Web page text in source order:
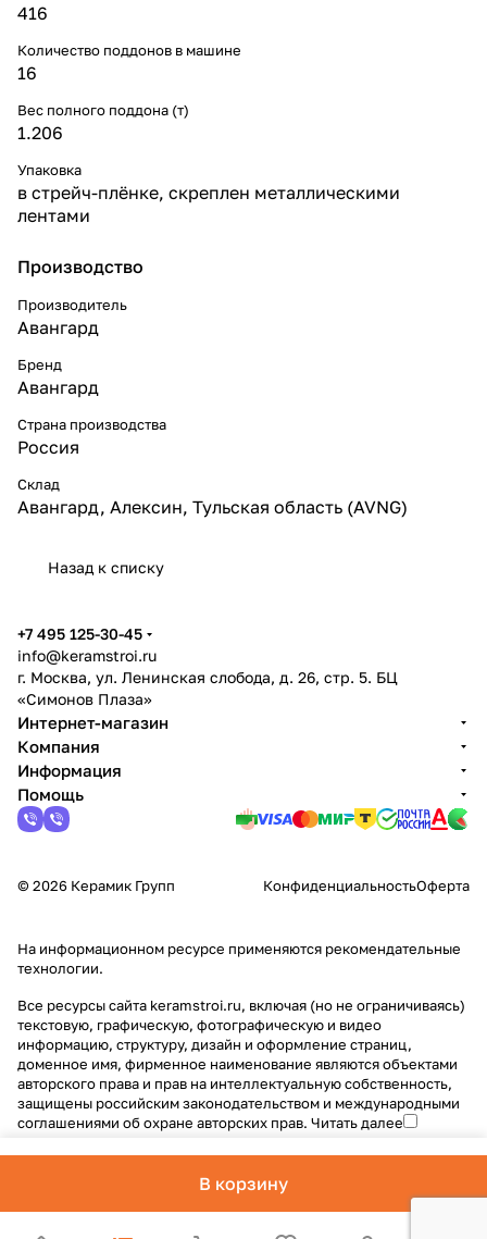
416
Количество поддонов в машине
16
Вес полного поддона (т)
1.206
Упаковка
в стрейч-плёнке, скреплен металлическими
лентами
Производство
Производитель
Авангард
Бренд
Авангард
Страна производства
Россия
Склад
Авангард, Алексин, Тульская область (AVNG)
Назад к списку
В корзину
+7 495 125-30-45
info@keramstroi.ru
г. Москва, ул. Ленинская слобода, д. 26, стр. 5. БЦ
«Симонов Плаза»
Интернет-магазин
Компания
Информация
Помощь
© 2026 Керамик Групп КонфиденциальностьОферта
На информационном ресурсе применяются рекомендательные
технологии.
Все ресурсы сайта keramstroi.ru, включая (но не ограничиваясь)
текстовую, графическую, фотографическую и видео
информацию, структуру, дизайн и оформление страниц,
доменное имя, фирменное наименование являются объектами
авторского права и прав на интеллектуальную собственность,
защищены российским законодательством и международными
соглашениями об охране авторских прав. Читать далее